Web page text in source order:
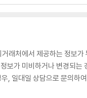
래처에서 제공하는 정보가
보가 미비하거나 변경되는
, 일대일 상담으로 문의하